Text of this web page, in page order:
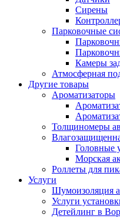
Сирены
Парковочные
Камеры
Атмосферная
Другие товары
Ароматизаторы
Толщиномеры
Головные
Морская
Роллеты для
Услуги
Шумоизоляция
Услуги
Детейлинг в